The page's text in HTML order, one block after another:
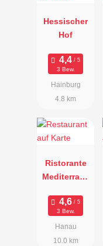
Hessischer
Hof
3 Bew.
Hainburg
4.8 km
Ristorante
Mediterrane
3 Bew.
Hanau
10.0 km